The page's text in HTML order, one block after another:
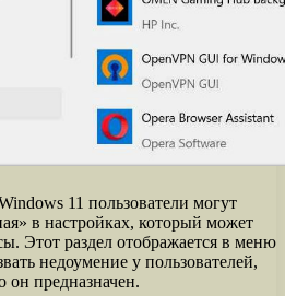
11 пользователи могут
в настройках, который может
Этот раздел отображается в меню
недоумение у пользователей,
он предназначен.